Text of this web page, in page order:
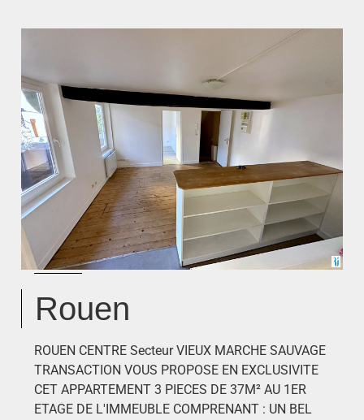
Rouen
ROUEN CENTRE Secteur VIEUX MARCHE SAUVAGE
TRANSACTION VOUS PROPOSE EN EXCLUSIVITE
CET APPARTEMENT 3 PIECES DE 37M² AU 1ER
ETAGE DE L'IMMEUBLE COMPRENANT : UN BEL